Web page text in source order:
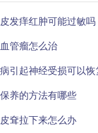
皮发痒红肿可能过敏吗
管瘤怎么治
引起神经受损可以恢
养的方法有哪些
皮耷拉下来怎么办